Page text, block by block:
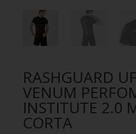
RASHGUARD
VENUM
INSTITUTE 2.0
CORTA